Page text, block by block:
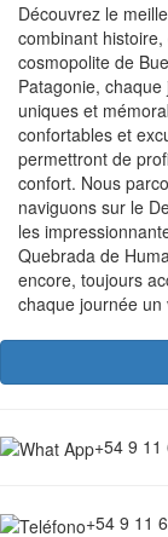
Découvrez le
combinant
cosmopolite de
Patagonie,
uniques et
confortables et
permettront de
confort. Nous
naviguons sur le
les
Quebrada de
encore, toujours
chaque journée un
+54 9 11
+54 9 11